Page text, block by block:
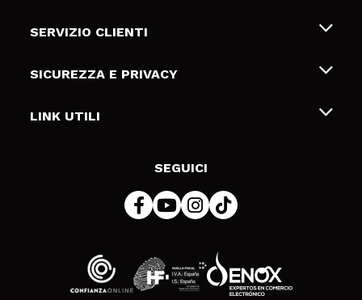
Chi siamo
Gift Cards
SERVIZIO CLIENTI
Spedizioni & Resi
Metodi di pagamamento
SICUREZZA E PRIVACY
Termini e condizioni
LINK UTILI
SEGUICI